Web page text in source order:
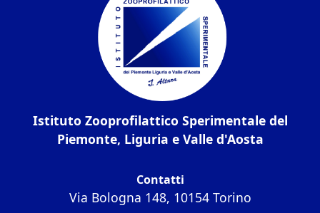
Istituto Zooprofilattico Sperimentale del
Piemonte, Liguria e Valle d'Aosta
Contatti
Via Bologna 148, 10154 Torino